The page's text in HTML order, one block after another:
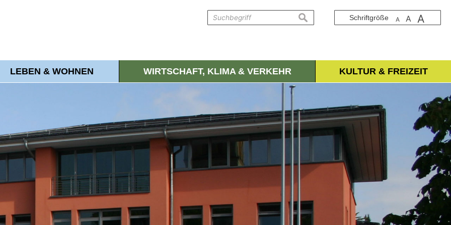
Schriftgröße A A A
suchen
LEBEN & WOHNEN WIRTSCHAFT, KLIMA & VERKEHR KULTUR & FREIZEIT